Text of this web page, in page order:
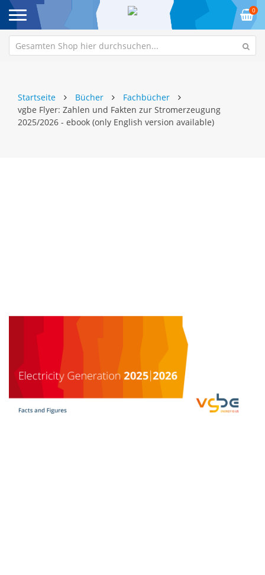
0
Startseite Bücher
Fachbücher
vgbe Flyer: Zahlen und Fakten zur Stromerzeugung
2025/2026 - ebook (only English version available)